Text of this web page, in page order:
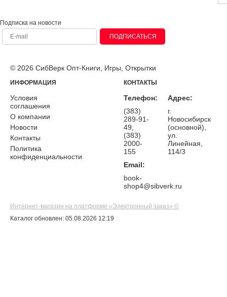
Подписка на новости
ПОДПИСАТЬСЯ
© 2026 СибВерк Опт-Книги, Игры, Открытки
ИНФОРМАЦИЯ
Условия
соглашения
О компании
Новости
Контакты
Политика
конфиденциальности
КОНТАКТЫ
Телефон:
(383)
289-91-
49,
(383)
2000-
155
Email:
book-
shop4@sibverk.ru
Адрес:
г.
Новосибирск
(основной),
ул.
Линейная,
114/3
Интернет-магазин на платформе «Электронный заказ» ©
Каталог обновлен: 05.08.2026 12:19